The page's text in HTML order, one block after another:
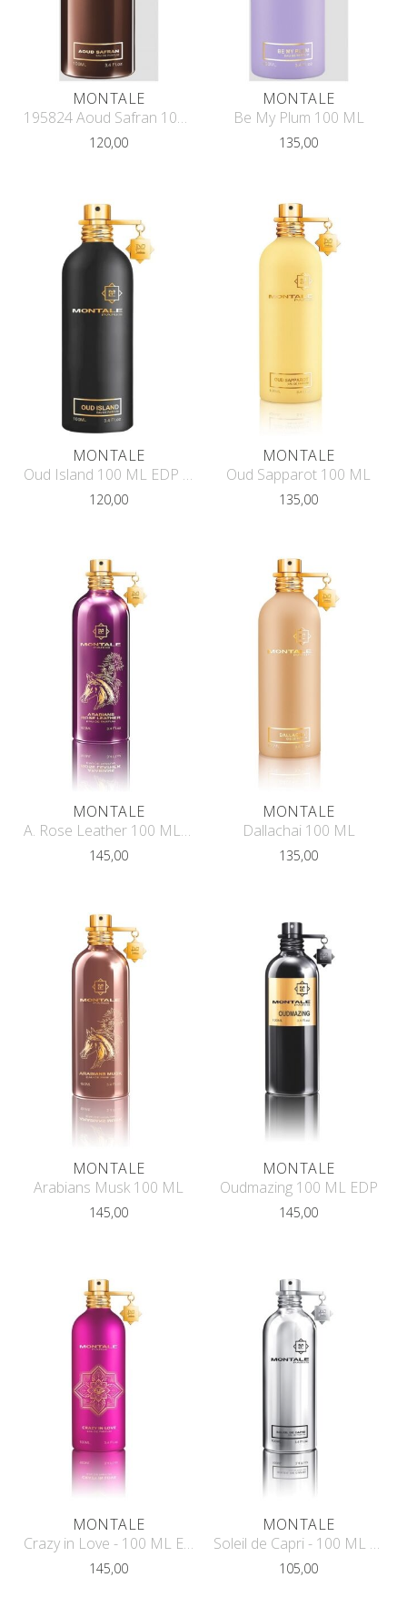
MONTALE
195824 Aoud Safran 100 ML
120,00
MONTALE
Be My Plum 100 ML
135,00
MONTALE
Oud Island 100 ML EDP 195831
120,00
MONTALE
Oud Sapparot 100 ML
135,00
MONTALE
A. Rose Leather 100 ML EDP
145,00
MONTALE
Dallachai 100 ML
135,00
MONTALE
Arabians Musk 100 ML
145,00
MONTALE
Oudmazing 100 ML EDP
145,00
MONTALE
Crazy in Love - 100 ML EDP
145,00
MONTALE
Soleil de Capri - 100 ML EDP
105,00